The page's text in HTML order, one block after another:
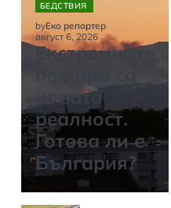
БЕДСТВИЯ
byЕко репортер
август 6, 2026
Екстремните
новата
реалност.
Готова ли е
България?